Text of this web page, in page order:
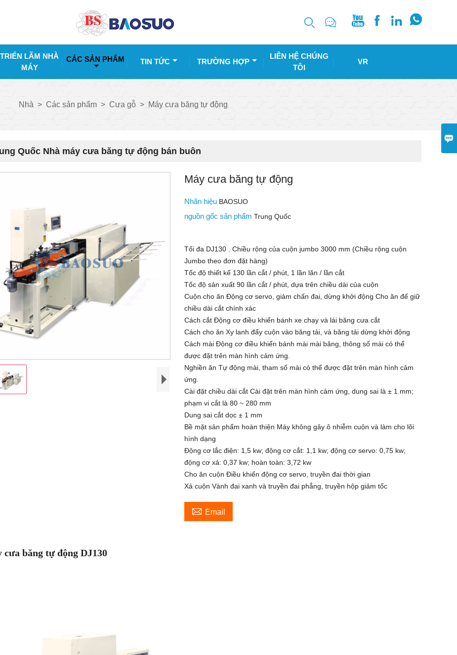

     
TRIỂN LÃM NHÀ
MÁY
CÁC SẢN PHẨM TIN TỨC TRƯỜNG HỢP
LIÊN HỆ CHÚNG
TÔI
VR
Nhà > Các sản phẩm > Cưa gỗ > Máy cưa băng tự động
Quốc Nhà máy cưa băng tự động bán buôn
Máy cưa băng tự động
Nhãn hiệu BAOSUO
nguồn gốc sản phẩmTrung Quốc
Tối đa DJ130 . Chiều rộng của cuộn jumbo 3000 mm (Chiều rộng cuộn
Jumbo theo đơn đặt hàng)
Tốc độ thiết kế 130 lần cắt / phút, 1 lần lăn / lần cắt
Tốc độ sản xuất 90 lần cắt / phút, dựa trên chiều dài của cuộn
Cuộn cho ăn Động cơ servo, giảm chấn đai, dừng khởi động Cho ăn để giữ
chiều dài cắt chính xác
Cách cắt Động cơ điều khiển bánh xe chạy và lái băng cưa cắt
Cách cho ăn Xy lanh đẩy cuộn vào băng tải, và băng tải dừng khởi động
Cách mài Động cơ điều khiển bánh mài mài băng, thông số mài có thể
được đặt trên màn hình cảm ứng.
Nghiền ăn Tự động mài, tham số mài có thể được đặt trên màn hình cảm
ứng.
Cài đặt chiều dài cắt Cài đặt trên màn hình cảm ứng, dung sai là ± 1 mm;
phạm vi cắt là 80 ~ 280 mm
Dung sai cắt dọc ± 1 mm
Bề mặt sản phẩm hoàn thiện Máy không gây ô nhiễm cuộn và làm cho lõi
hình dạng
Động cơ lắc điện: 1,5 kw; động cơ cắt: 1,1 kw; động cơ servo: 0,75 kw;
động cơ xả: 0,37 kw; hoàn toàn: 3,72 kw
Cho ăn cuộn Điều khiển động cơ servo, truyền đai thời gian
Xả cuộn Vành đai xanh và truyền đai phẳng, truyền hộp giảm tốc
 Email
cưa băng tự động DJ130